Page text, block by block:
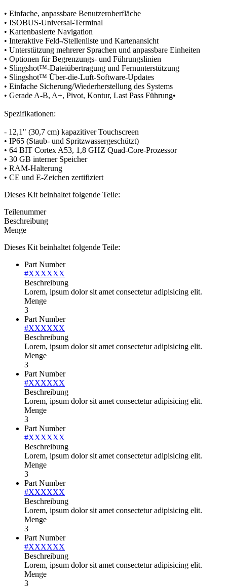
• Einfache, anpassbare Benutzeroberfläche
• ISOBUS-Universal-Terminal
• Kartenbasierte Navigation
• Interaktive Feld-/Stellenliste und Kartenansicht
• Unterstützung mehrerer Sprachen und anpassbare Einheiten
• Optionen für Begrenzungs- und Führungslinien
• Slingshot™-Dateiübertragung und Fernunterstützung
• Slingshot™ Über-die-Luft-Software-Updates
• Einfache Sicherung/Wiederherstellung des Systems
• Gerade A-B, A+, Pivot, Kontur, Last Pass Führung•
Spezifikationen:
- 12,1" (30,7 cm) kapazitiver Touchscreen
• IP65 (Staub- und Spritzwassergeschützt)
• 64 BIT Cortex A53, 1,8 GHZ Quad-Core-Prozessor
• 30 GB interner Speicher
• RAM-Halterung
• CE und E-Zeichen zertifiziert
Dieses Kit beinhaltet folgende Teile:
Teilenummer
Beschreibung
Menge
Dieses Kit beinhaltet folgende Teile:
Part Number
#XXXXXX
Beschreibung
Lorem, ipsum dolor sit amet consectetur adipisicing elit.
Menge
3
Part Number
#XXXXXX
Beschreibung
Lorem, ipsum dolor sit amet consectetur adipisicing elit.
Menge
3
Part Number
#XXXXXX
Beschreibung
Lorem, ipsum dolor sit amet consectetur adipisicing elit.
Menge
3
Part Number
#XXXXXX
Beschreibung
Lorem, ipsum dolor sit amet consectetur adipisicing elit.
Menge
3
Part Number
#XXXXXX
Beschreibung
Lorem, ipsum dolor sit amet consectetur adipisicing elit.
Menge
3
Part Number
#XXXXXX
Beschreibung
Lorem, ipsum dolor sit amet consectetur adipisicing elit.
Menge
3